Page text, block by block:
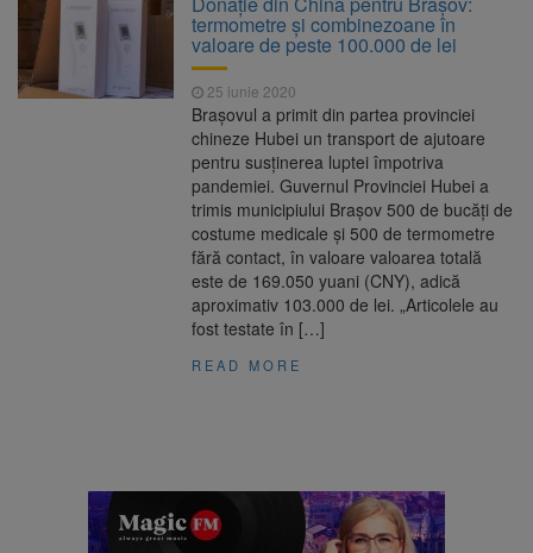
Ormeniș
6 august 2026
AUR a lansat platforma
suspeND.ro pentru urmărirea inițiativei de
suspendare a președintelui Nicușor Dan
6 august 2026
Înalta Curte analizează
dosarul lui Călin Georgescu și Horațiu Potra.
Judecătorii decid dacă începe procesul
Strategia națională pentru
biodiversitate 2026-2030, adoptată de Senat.
Proiectul merge la promulgare
termometre și combinezoane în
valoare de peste 100.000 de lei
25 iunie 2020
Brașovul a primit din partea provinciei
chineze Hubei un transport de ajutoare
pentru susținerea luptei împotriva
pandemiei. Guvernul Provinciei Hubei a
trimis municipiului Brașov 500 de bucăţi de
costume medicale şi 500 de termometre
fără contact, în valoare valoarea totală
este de 169.050 yuani (CNY), adică
aproximativ 103.000 de lei. „Articolele au
fost testate în […]
READ MORE